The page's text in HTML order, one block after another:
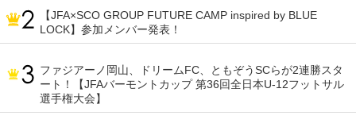
【JFA×SCO GROUP FUTURE CAMP inspired by BLUE
LOCK】参加メンバー発表！
ファジアーノ岡山、ドリームFC、ともぞうSCらが2連勝スタ
ート！【JFAバーモントカップ 第36回全日本U-12フットサル
選手権大会】